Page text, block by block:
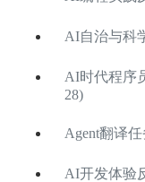
AI自治与科
AI时代程序
28)
Agent翻译
AI开发体验